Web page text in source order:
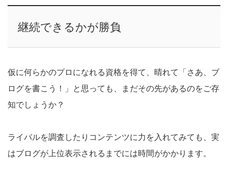
継続できるかが勝負
仮に何らかのプロになれる資格を得て、晴れて「さあ、ブ
ログを書こう！」と思っても、まだその先があるのをご存
知でしょうか？
ライバルを調査したりコンテンツに力を入れてみても、実
はブログが上位表示されるまでには時間がかかります。